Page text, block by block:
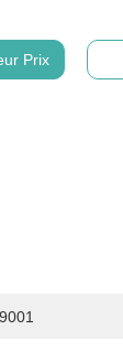
Prix